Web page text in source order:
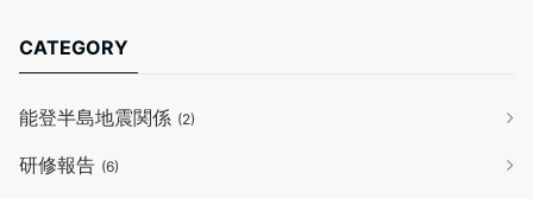
CATEGORY
能登半島地震関係 (2)
研修報告 (6)